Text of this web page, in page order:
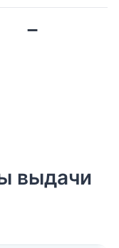
➖
выдачи